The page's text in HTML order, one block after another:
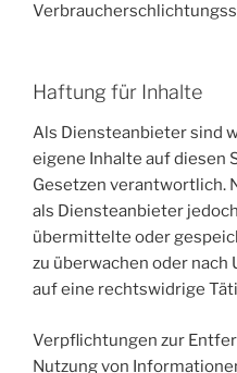
Haftung für Inhalte
Als Diensteanbieter sind
eigene Inhalte auf diesen
Gesetzen verantwortlich.
als Diensteanbieter
übermittelte oder
zu überwachen oder nach
auf eine rechtswidrige
Verpflichtungen zur
Nutzung von